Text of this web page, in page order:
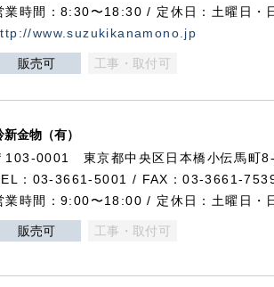
業時間：8:30〜18:30 / 定休日：土曜日・
www.suzukikanamono.jp
販売可 工事・取付可
新金物（有）
103-0001 東京都中央区日本橋小伝馬町
：03-3661-5001 / FAX：03-3661-
業時間：9:00〜18:00 / 定休日：土曜日・
販売可 工事・取付可